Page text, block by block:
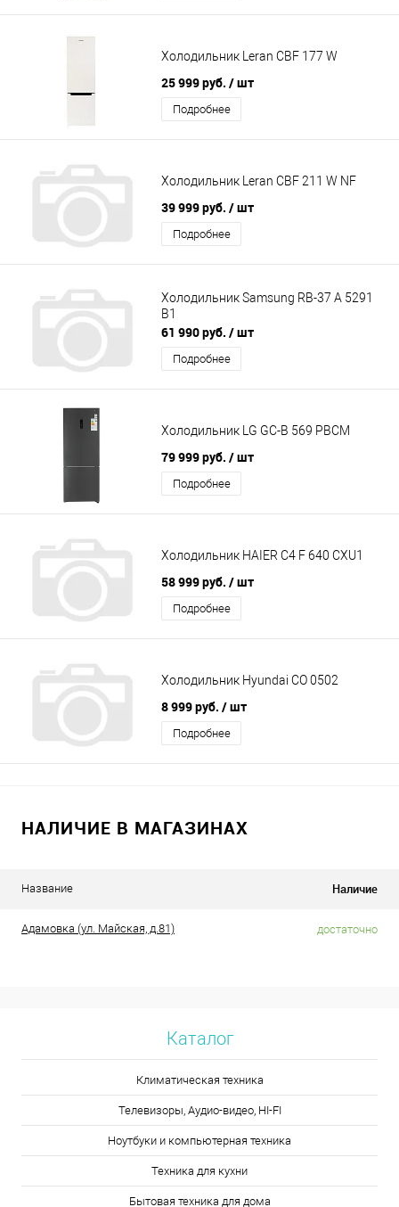
Холодильник Leran CBF 177 W
25 999 руб. / шт
Подробнее
Холодильник Leran CBF 211 W NF
39 999 руб. / шт
Подробнее
Холодильник Samsung RB-37 A 5291
B1
61 990 руб. / шт
Подробнее
Холодильник LG GC-B 569 PBCM
79 999 руб. / шт
Подробнее
Холодильник HAIER C4 F 640 CXU1
58 999 руб. / шт
Подробнее
Холодильник Hyundai CO 0502
8 999 руб. / шт
Подробнее
НАЛИЧИЕ В МАГАЗИНАХ
Название Наличие
Адамовка (ул. Майская, д.81) достаточно
Каталог
Климатическая техника
Телевизоры, Аудио-видео, HI-FI
Ноутбуки и компьютерная техника
Техника для кухни
Бытовая техника для дома